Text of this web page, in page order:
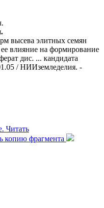
высева элитных семян
влияние на формирование
дис. ... кандидата
/ НИИземледелия. -
Читать
копию фрагмента